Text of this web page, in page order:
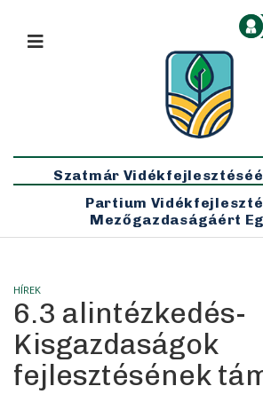
Legfrissebb
Szatmár
Partium
Mezőgazdaságáért
HÍREK
6.3 alintézkedés-
Kisgazdaságok
fejlesztésének